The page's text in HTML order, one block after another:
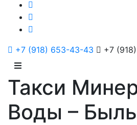
+7 (918) 653-43-43 +7
Такси
Воды –